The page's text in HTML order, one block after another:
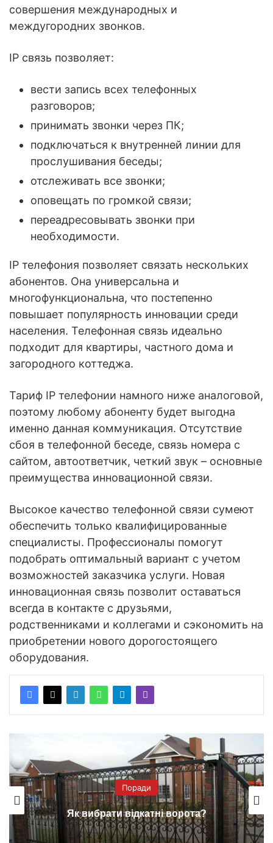
совершения международных и
междугородних звонков.
IP связь позволяет:
вести запись всех телефонных
разговоров;
принимать звонки через ПК;
подключаться к внутренней линии для
прослушивания беседы;
отслеживать все звонки;
оповещать по громкой связи;
переадресовывать звонки при
необходимости.
IP телефония позволяет связать нескольких
абонентов. Она универсальна и
многофункциональна, что постепенно
повышает популярность инновации среди
населения. Телефонная связь идеально
подходит для квартиры, частного дома и
загородного коттеджа.
Тариф IP телефонии намного ниже аналоговой,
поэтому любому абоненту будет выгодна
именно данная коммуникация. Отсутствие
сбоя в телефонной беседе, связь номера с
сайтом, автоответчик, четкий звук – основные
преимущества инновационной связи.
Высокое качество телефонной связи сумеют
обеспечить только квалифицированные
специалисты. Профессионалы помогут
подобрать оптимальный вариант с учетом
возможностей заказчика услуги. Новая
инновационная связь позволит оставаться
всегда в контакте с друзьями,
родственниками и коллегами и сэкономить на
приобретении нового дорогостоящего
оборудования.
Поради
Як вибрати відкатні ворота?